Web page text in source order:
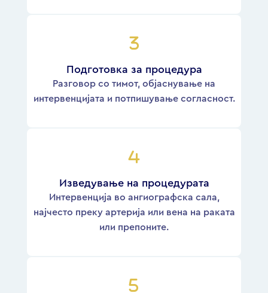
Подготовка за процедура
Разговор со тимот, објаснување на
интервенцијата и потпишување согласност.
Изведување на процедурата
Интервенција во ангиографска сала,
најчесто преку артерија или вена на раката
или препоните.